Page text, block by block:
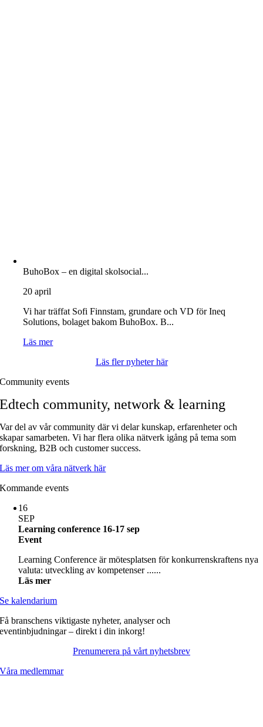
BuhoBox – en digital skolsocial...
20 april
Vi har träffat Sofi Finnstam, grundare och VD för Ineq
Solutions, bolaget bakom BuhoBox. B...
Läs mer
Läs fler nyheter här
Community events
Edtech community, network & learning
Var del av vår community där vi delar kunskap, erfarenheter och
skapar samarbeten. Vi har flera olika nätverk igång på tema som
forskning, B2B och customer success.
Läs mer om våra nätverk här
Kommande events
16
SEP
Learning conference 16-17 sep
Event
Learning Conference är mötesplatsen för konkurrenskraftens nya
valuta: utveckling av kompetenser ......
Läs mer
Se kalendarium
Få branschens viktigaste nyheter, analyser och
eventinbjudningar – direkt i din inkorg!
Prenumerera på vårt nyhetsbrev
Våra medlemmar